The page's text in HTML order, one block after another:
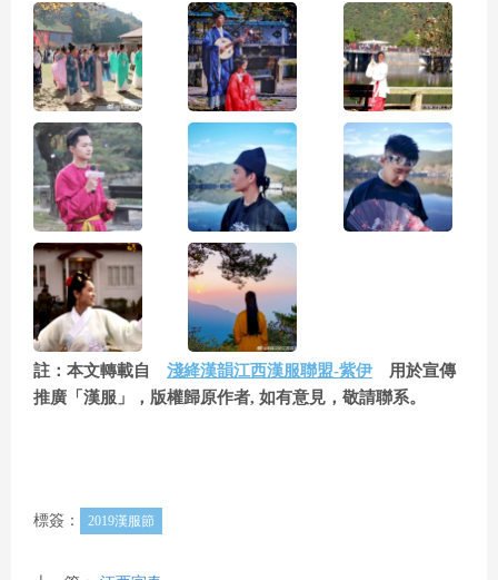
註：本文轉載自 淺絳漢韻江西漢服聯盟-紫伊 用於宣傳
推廣「漢服」，版權歸原作者, 如有意見，敬請聯系。
標簽： 2019漢服節